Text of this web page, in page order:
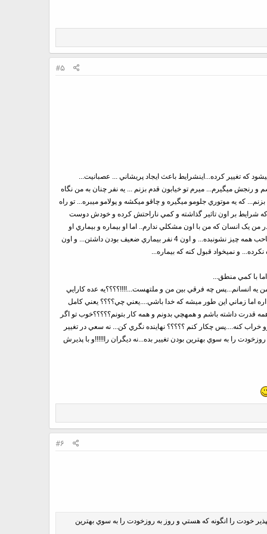
#5
که تغيير کرده...اينشرايط باعث ايجاد پريشاني ... عصبانيت...
و رنجش ميگيرم... ميرم تو خيابون قدم بزنم ... يه نفر چنان به من نگاه
ميشم و ميرم که باز قدم بزنم... که يه موتوري جلومو ميگيره و چاقو ميکشه و پولامو ميبره... تو راه
شرايط بر اون تاثير گذاشته و کمي ناراحتش کرده و خودش دوست
يک انسان که من با اون مشکلي ندارم.. اما او بيماره و بيماري او
احساسي عمل کردنشه...واون کسي که به من نگاه ميکنه ... منو خوار و کوچيک نکرده ... بلکه او بيماره...بيماريهاون هم اينه که خودش رو صاحب همه چيز نشونبده... و اون 4 نفر بيماري ضعيف بودن داشتن... و اون
و نمیخواد قبول کنه که بیماره...
با کمي منطق...
يه انسانم...پس چه فرقي بين من و ملتهست...!!!!؟؟؟؟يه عده کارايي
اما زماني اين طور ميشه که خدا باشي....يعني چي؟؟؟؟ يعني کامل
قدرت داشته باشم و همهچي بدونم و همه کار بتونم؟؟؟؟؟خوب تو اگر
خراب کنه....پس چکار کنم ؟؟؟؟؟ نهاينده نگري کن... نه سعي در تغيير
را به سوي بهترين بودن تغيير بده...نه ديگران را!!!!!و با پذيرش
#6
خودت را انگونه که هستي و روز به روزخودت را به سوي بهترين